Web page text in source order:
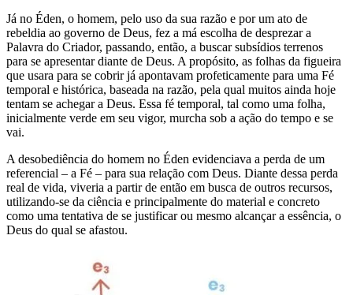
Já no Éden, o homem, pelo uso da sua razão e por um ato de
rebeldia ao governo de Deus, fez a má escolha de desprezar a
Palavra do Criador, passando, então, a buscar subsídios terrenos
para se apresentar diante de Deus. A propósito, as folhas da figueira
que usara para se cobrir já apontavam profeticamente para uma Fé
temporal e histórica, baseada na razão, pela qual muitos ainda hoje
tentam se achegar a Deus. Essa fé temporal, tal como uma folha,
inicialmente verde em seu vigor, murcha sob a ação do tempo e se
vai.
A desobediência do homem no Éden evidenciava a perda de um
referencial – a Fé – para sua relação com Deus. Diante dessa perda
real de vida, viveria a partir de então em busca de outros recursos,
utilizando-se da ciência e principalmente do material e concreto
como uma tentativa de se justificar ou mesmo alcançar a essência, o
Deus do qual se afastou.